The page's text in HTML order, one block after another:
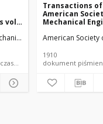
vol.
Engineers
dokument piśmienniczy czasopismo
Transactions
American
Mechanical
American Society
1910